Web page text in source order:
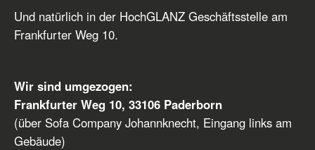
Und natürlich in der HochGLANZ Geschäftsstelle am
Frankfurter Weg 10.
Wir sind umgezogen:
Frankfurter Weg 10, 33106 Paderborn
(über Sofa Company Johannknecht, Eingang links am
Gebäude)